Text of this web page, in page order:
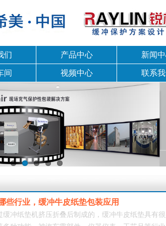
们 产品中心 新闻
间 视频中心 联系
些行业，缓冲牛皮纸垫包装应用
冲纸垫机挤压折叠后制成的，缓冲牛皮纸垫具有